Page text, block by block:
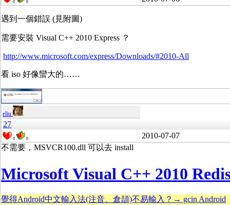
0 0
遇到一個錯誤 (見附圖)
需要安裝 Visual C++ 2010 Express ？
http://www.microsoft.com/express/Downloads/#2010-All
看 iso 好像蠻大的……
eliu
27
0 0
2010-07-07
不需要，MSVCR100.dll 可以去 install
Microsoft Visual C++ 2010
覺得Android中文輸入法(注音、倉頡)不易輸入？→ gcin Android